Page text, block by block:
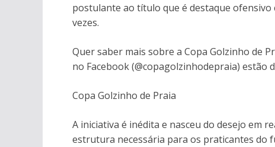
postulante ao título que é destaque ofensivo
vezes.
Quer saber mais sobre a Copa Golzinho de
no Facebook (@copagolzinhodepraia) estão
Copa Golzinho de Praia
A iniciativa é inédita e nasceu do desejo em
estrutura necessária para os praticantes do